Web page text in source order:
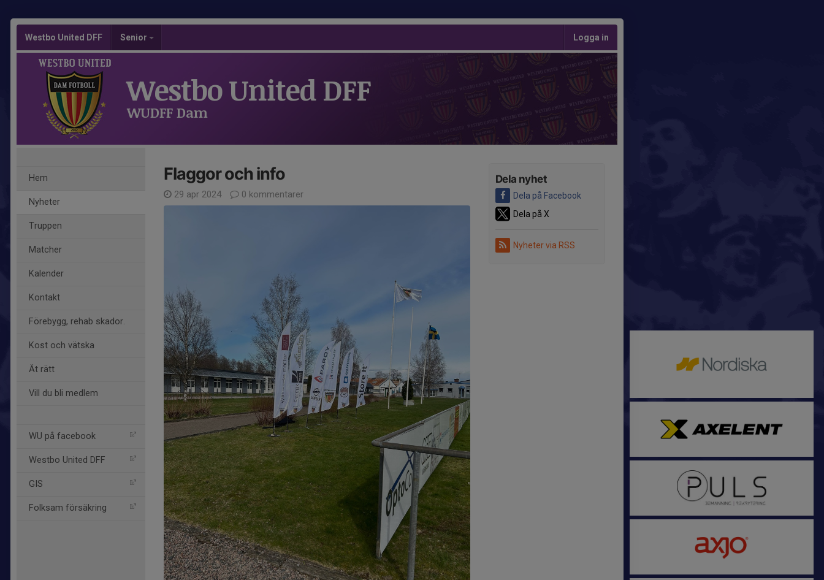
Westbo United DFF Senior Logga in
Westbo United DFF
WUDFF Dam
Hem
Nyheter
Truppen
Matcher
Kalender
Kontakt
Förebygg, rehab skador.
Kost och vätska
Ät rätt
Vill du bli medlem
WU på facebook
Westbo United DFF
GIS
Folksam försäkring
Dela nyhet
Dela på Facebook
Dela på X
Nyheter via RSS
Flaggor och info
29 apr 2024 0 kommentarer